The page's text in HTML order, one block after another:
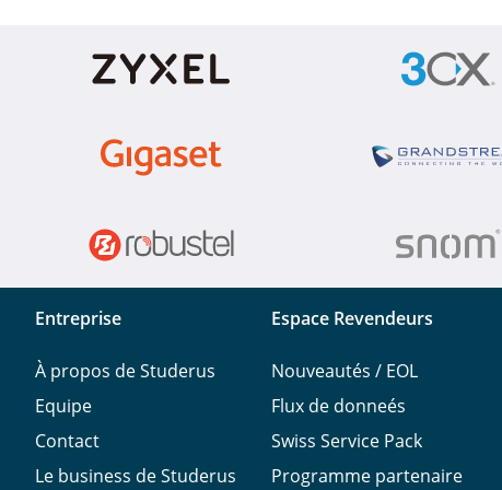
Entreprise
À propos de Studerus
Equipe
Contact
Le business de Studerus
Espace Revendeurs
Nouveautés / EOL
Flux de donneés
Swiss Service Pack
Programme partenaire